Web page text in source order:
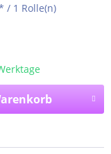
/ 1 Rolle(n)